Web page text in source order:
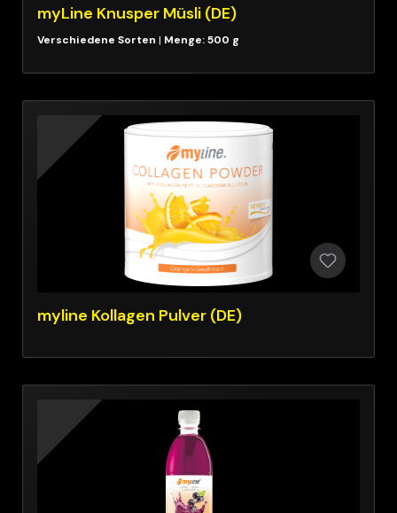
myLine Knusper Müsli (DE)
| Menge: 500 g
myline Kollagen Pulver (DE)